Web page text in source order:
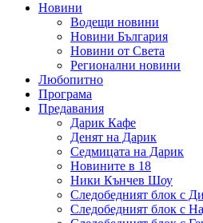
Новини
Водещи новини
Новини България
Новини от Света
Регионални новини
Любопитно
Програма
Предавания
Дарик Кафе
Денят на Дарик
Седмицата на Дарик
Новините в 18
Ники Кънчев Шоу
Следобедният блок с
Следобедният блок с